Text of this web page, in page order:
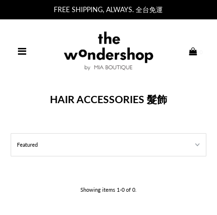
FREE SHIPPING, ALWAYS. 全台免運
HAIR ACCESSORIES 髮飾
Showing items 1-0 of 0.